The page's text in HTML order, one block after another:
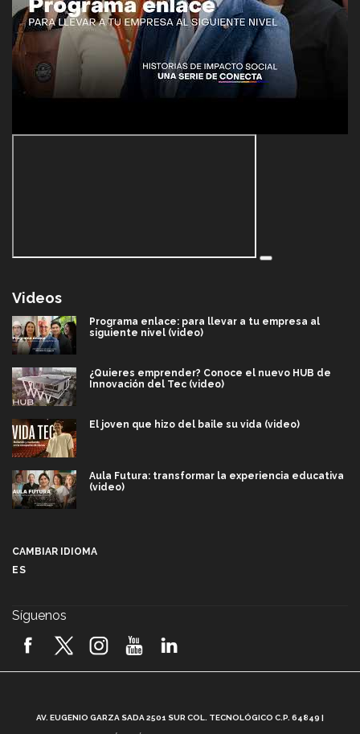
Videos
Programa enlace: para llevar a tu empresa al
siguiente nivel (video)
¿Quieres emprender? Conoce el nuevo HUB de
Innovación del Tec (video)
El joven que hizo del baile su vida (video)
Aula Futura: transformar la experiencia educativa
(video)
2026! (video)
CAMBIAR IDIOMA
ES
Síguenos
AV. EUGENIO GARZA SADA 2501 SUR COL. TECNOLÓGICO C.P. 64849 |